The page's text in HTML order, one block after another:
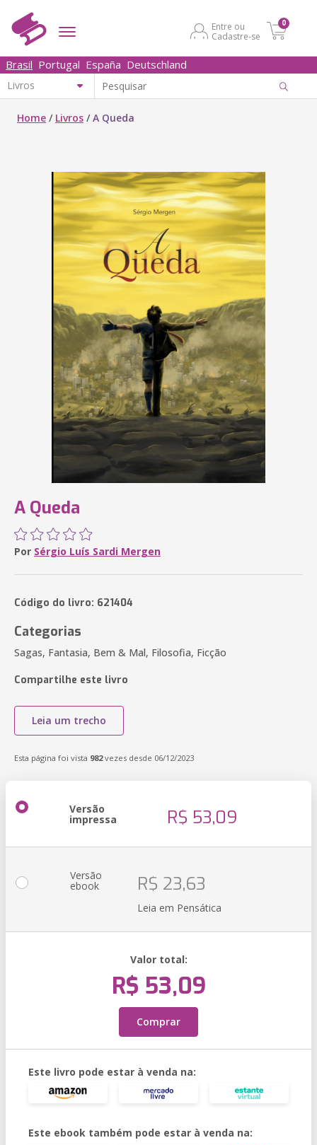
Entre ou
Cadastre-se
0
Brasil Portugal España Deutschland
Home / Livros /A Queda
A Queda
Por Sérgio Luís Sardi Mergen
Código do livro: 621404
Categorias
Sagas, Fantasia, Bem & Mal, Filosofia, Ficção
Compartilhe este livro
Leia um trecho
Esta página foi vista 982vezes desde 06/12/2023
Versão
impressa R$ 53,09
Versão
ebook R$ 23,63
Leia em Pensática
Valor total:
R$ 53,09
Comprar
Este livro pode estar à venda na:
Este ebook também pode estar à venda na: